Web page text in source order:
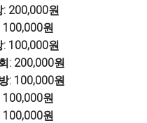
200,000원
원
100,000원
: 200,000원
: 100,000원
원
원